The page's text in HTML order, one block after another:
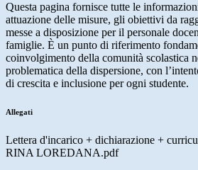
Questa pagina fornisce tutte le
attuazione delle misure, gli obiettivi da
messe a disposizione per il personale
famiglie. È un punto di riferimento
coinvolgimento della comunità scolastica
problematica della dispersione, con
di crescita e inclusione per ogni studente.
Allegati
Lettera d'incarico + dichiarazione +
RINA LOREDANA.pdf